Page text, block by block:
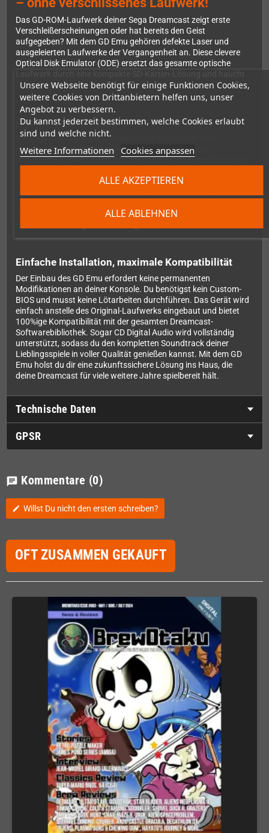
Unsere Webseite benötigt für einige Funktionen Cookies,
weitere Cookies von Drittanbietern helfen uns, unser
Angebot zu verbessern.
Du kannst jederzeit bestimmen, welche Cookies erlaubt
sind und welche nicht.
Weitere Informationen Cookies anpassen
ALLE ABLEHNEN
ALLE AKZEPTIEREN
Das GD-ROM-Laufwerk deiner Sega Dreamcast zeigt erste
Verschleißerscheinungen oder hat bereits den Geist
aufgegeben? Mit dem GD Emu gehören defekte Laser und
ausgeleierten Laufwerke der Vergangenheit an. Diese clevere
Optical Disk Emulator (ODE) ersetzt das gesamte optische
deiner Konsoleneues Leben ein.
Warum ein GD Emu für deine Dreamcast?
Die originalen GD-ROM-Laufwerke der Dreamcast sind
mittlerweile über 20 Jahre alt. Mechanische Bauteile
verschleißen unweigerlich, und Ersatzlaufwerke werden immer
Als vollständig elektrische Lösung ohne bewegliche Teile bietet
zuverlässigen Betrieb, sondern auch deutlich verkürzte
Einfache Installation, maximale Kompatibilität
Der Einbau des GD Emu erfordert keine permanenten
Modifikationen an deiner Konsole. Du benötigst kein Custom-
BIOS und musst keine Lötarbeiten durchführen. Das Gerät wird
einfach anstelle des Original-Laufwerks eingebaut und bietet
100%ige Kompatibilität mit der gesamten Dreamcast-
Softwarebibliothek. Sogar CD Digital Audio wird vollständig
unterstützt, sodass du den kompletten Soundtrack deiner
Lieblingsspiele in voller Qualität genießen kannst. Mit dem GD
Emu holst du dir eine zukunftssichere Lösung ins Haus, die
deine Dreamcast für viele weitere Jahre spielbereit hält.
Technische Daten
GPSR
chat Kommentare (0)
edit Willst Du nicht den ersten schreiben?
OFT ZUSAMMEN GEKAUFT